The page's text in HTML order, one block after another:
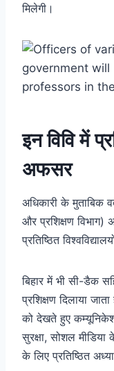
मिलेगी।
इन विवि में
अफसर
अधिकारी के मुताबिक
और प्रशिक्षण
प्रतिष्ठित
बिहार में भी सी-डैक
प्रशिक्षण दिलाया
को देखते हुए
सुरक्षा, सोशल मीडिया
के लिए प्रतिष्ठित